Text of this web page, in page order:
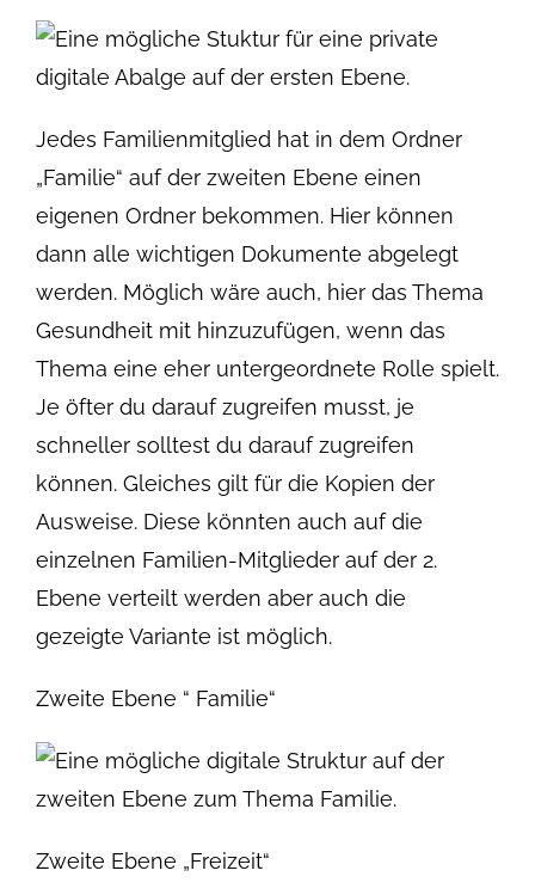
Jedes Familienmitglied hat in dem Ordner
„Familie“ auf der zweiten Ebene einen
eigenen Ordner bekommen. Hier können
dann alle wichtigen Dokumente abgelegt
werden. Möglich wäre auch, hier das Thema
Gesundheit mit hinzuzufügen, wenn das
Thema eine eher untergeordnete Rolle spielt.
Je öfter du darauf zugreifen musst, je
schneller solltest du darauf zugreifen
können. Gleiches gilt für die Kopien der
Ausweise. Diese könnten auch auf die
einzelnen Familien-Mitglieder auf der 2.
Ebene verteilt werden aber auch die
gezeigte Variante ist möglich.
Zweite Ebene “ Familie“
Zweite Ebene „Freizeit“